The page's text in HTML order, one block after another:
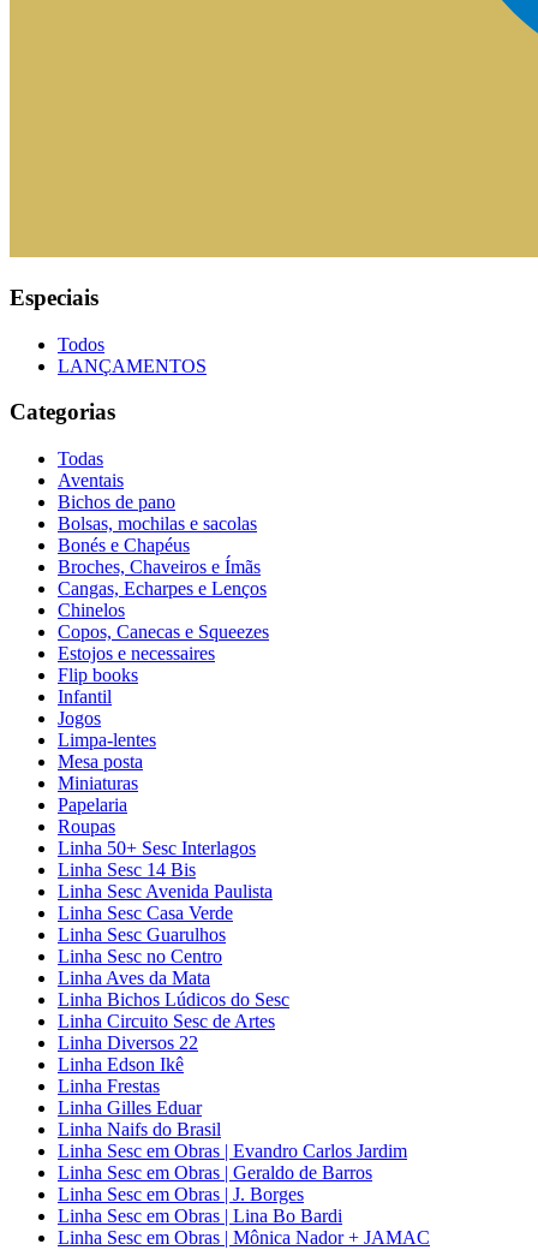
Especiais
Todos
LANÇAMENTOS
Categorias
Todas
Aventais
Bichos de pano
Bolsas, mochilas e sacolas
Bonés e Chapéus
Broches, Chaveiros e Ímãs
Cangas, Echarpes e Lenços
Chinelos
Copos, Canecas e Squeezes
Estojos e necessaires
Flip books
Infantil
Jogos
Limpa-lentes
Mesa posta
Miniaturas
Papelaria
Roupas
Linha 50+ Sesc Interlagos
Linha Sesc 14 Bis
Linha Sesc Avenida Paulista
Linha Sesc Casa Verde
Linha Sesc Guarulhos
Linha Sesc no Centro
Linha Aves da Mata
Linha Bichos Lúdicos do Sesc
Linha Circuito Sesc de Artes
Linha Diversos 22
Linha Edson Ikê
Linha Frestas
Linha Gilles Eduar
Linha Naifs do Brasil
Linha Sesc em Obras | Evandro Carlos Jardim
Linha Sesc em Obras | Geraldo de Barros
Linha Sesc em Obras | J. Borges
Linha Sesc em Obras | Lina Bo Bardi
Linha Sesc em Obras | Mônica Nador + JAMAC